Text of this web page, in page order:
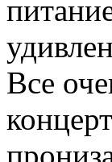
Все